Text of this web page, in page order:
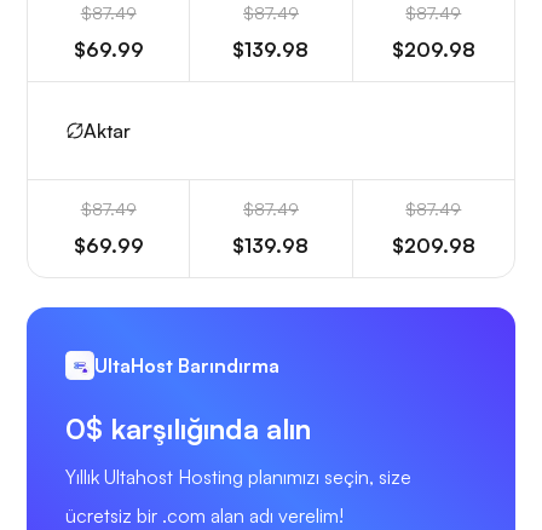
$87.49
$69.99
$87.49
$139.98
$87.49
$209.98
Aktar
$87.49
$69.99
$87.49
$139.98
$87.49
$209.98
UltaHost Barındırma
0$ karşılığında alın
Yıllık Ultahost Hosting planımızı seçin, size
ücretsiz bir .com alan adı verelim!